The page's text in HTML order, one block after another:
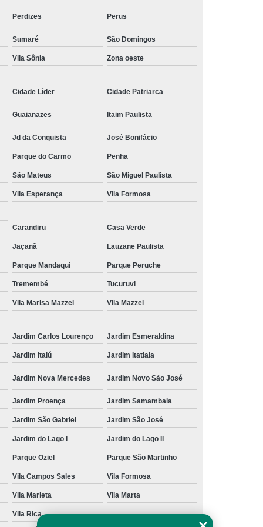
Conserto Servo Motor Reliance
Conserto Servo Motor Sinamics
Yaskawa
Manutenção Motores Fanuc
Conserto Servo Motor Siemens Linha 1ph
Manutenção Encoder Siemens
Manutenção Motor Corrente Continua Siemens
Preventiva Servo Motor Siemens
Dc Siemens
Servo Motor Siemens
Conserto Equipamentos Medição
Monitor Lcd
Conserto Motor Spindle
Projeto Eletronico
Elétricos
Projetos Automação Industrial
Serviço de Geometria Máquina
de Turcite
Motor Spindle Fanuc
I-b Series
Servo Motor Fanuc Alfa Ic
Alfa Is
Servo Motor Fanuc Alfa M
Beta I Servo Motor Fanuc Série S
Perdizes Perus
Sumaré São Domingos
Vila Sônia Zona oeste
Cidade Líder Cidade Patriarca
Guaianazes Itaim Paulista
Jd da Conquista José Bonifácio
Parque do Carmo Penha
São Mateus São Miguel Paulista
Vila Esperança Vila Formosa
Carandiru Casa Verde
Jaçanã Lauzane Paulista
Parque Mandaqui Parque Peruche
Tremembé Tucuruvi
Vila Marisa Mazzei Vila Mazzei
Jardim Carlos Lourenço Jardim Esmeraldina
Jardim Itaiú Jardim Itatiaia
Jardim Nova Mercedes Jardim Novo São José
Jardim Proença Jardim Samambaia
Jardim São Gabriel Jardim São José
Jardim do Lago I Jardim do Lago II
Parque Oziel Parque São Martinho
Vila Campos Sales Vila Formosa
Vila Marieta Vila Marta
Vila Rica